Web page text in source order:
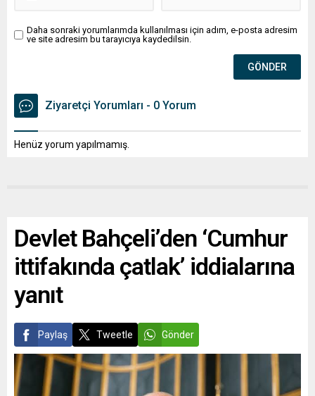
Daha sonraki yorumlarımda kullanılması için adım, e-posta adresim
ve site adresim bu tarayıcıya kaydedilsin.
Ziyaretçi Yorumları - 0 Yorum
Henüz yorum yapılmamış.
Devlet Bahçeli’den ‘Cumhur
ittifakında çatlak’ iddialarına
yanıt
Paylaş Tweetle Gönder